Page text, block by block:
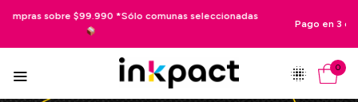
Pago en 3 cuotas sin interés con tus tarjetas de crédito
0